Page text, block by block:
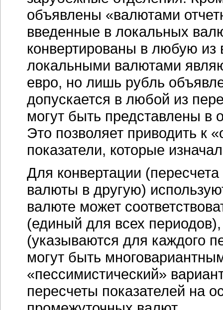
объявлены «валютами
введенные в локальных
конвертированы в любую из
локальными валютами
евро, но лишь рубль
допускается в любой из
могут быть представлены в
Это позволяет приводить
показатели, которые
Для конвертации
валюты в другую)
валюте может
(единый для всех
(указываются для каждого
могут быть
«пессимистический»
пересчеты показателей на